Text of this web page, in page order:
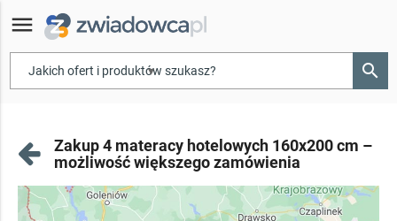
menu
▾ search
Zakup 4 materacy hotelowych 160x200 cm –
możliwość większego zamówienia